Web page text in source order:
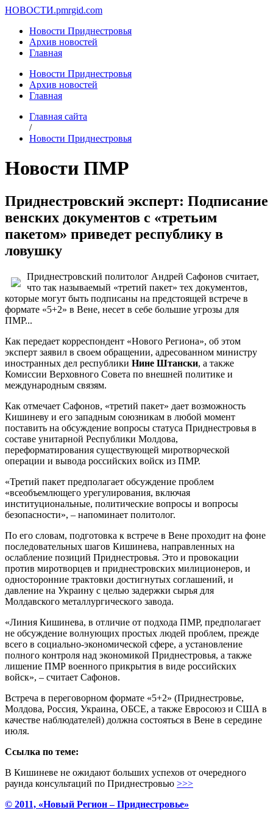
НОВОСТИ.pmrgid.com
Новости Приднестровья
Архив новостей
Главная
Новости Приднестровья
Архив новостей
Главная
Главная сайта
/
Новости Приднестровья
Новости ПМР
Приднестровский эксперт: Подписание
венских документов с «третьим
пакетом» приведет республику в
ловушку
Приднестровский политолог Андрей Сафонов считает,
что так называемый «третий пакет» тех документов,
которые могут быть подписаны на предстоящей встрече в
формате «5+2» в Вене, несет в себе большие угрозы для
ПМР...
Как передает корреспондент «Нового Региона», об этом
эксперт заявил в своем обращении, адресованном министру
иностранных дел республики Нине Штански, а также
Комиссии Верховного Совета по внешней политике и
международным связям.
Как отмечает Сафонов, «третий пакет» дает возможность
Кишиневу и его западным союзникам в любой момент
поставить на обсуждение вопросы статуса Приднестровья в
составе унитарной Республики Молдова,
переформатирования существующей миротворческой
операции и вывода российских войск из ПМР.
«Третий пакет предполагает обсуждение проблем
«всеобъемлющего урегулирования, включая
институциональные, политические вопросы и вопросы
безопасности», – напоминает политолог.
По его словам, подготовка к встрече в Вене проходит на фоне
последовательных шагов Кишинева, направленных на
ослабление позиций Приднестровья. Это и провокации
против миротворцев и приднестровских милиционеров, и
односторонние трактовки достигнутых соглашений, и
давление на Украину с целью задержки сырья для
Молдавского металлургического завода.
«Линия Кишинева, в отличие от подхода ПМР, предполагает
не обсуждение волнующих простых людей проблем, прежде
всего в социально-экономической сфере, а установление
полного контроля над экономикой Приднестровья, а также
лишение ПМР военного прикрытия в виде российских
войск», – считает Сафонов.
Встреча в переговорном формате «5+2» (Приднестровье,
Молдова, Россия, Украина, ОБСЕ, а также Евросоюз и США в
качестве наблюдателей) должна состояться в Вене в середине
июля.
Ссылка по теме:
В Кишиневе не ожидают больших успехов от очередного
раунда консультаций по Приднестровью >>>
© 2011, «Новый Регион – Приднестровье»